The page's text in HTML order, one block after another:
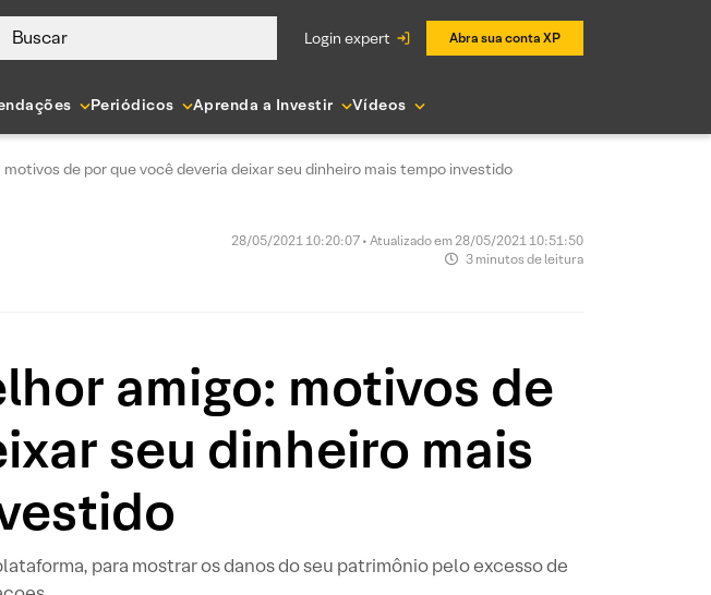
Buscar login expert Abra sua conta XP
Periódicos Aprenda a Investir Vídeos
de por que você deveria deixar seu dinheiro mais tempo investido
28/05/2021 10:20:07 • Atualizado em 28/05/2021 10:51:50
3 minutos de leitura
amigo: motivos de
seu dinheiro mais
para mostrar os danos do seu patrimônio pelo excesso de